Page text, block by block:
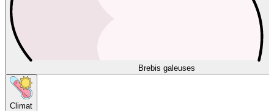
Brebis galeuses
Climat